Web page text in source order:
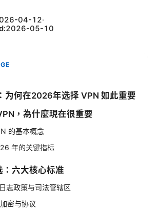
04-12·
2026-05-10
为何在2026年选择 VPN 如此重要
，為什麼現在很重要
的基本概念
年的关键指标
：六大核心标准
志政策与司法管辖区
密与协议